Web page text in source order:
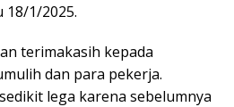
18/1/2025.
terimakasih kepada
dan para pekerja.
lega karena sebelumnya